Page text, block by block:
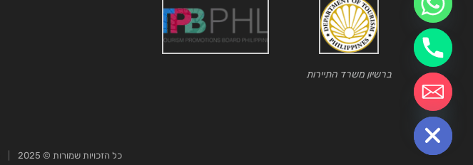
ברשיון משרד התיירות
כל הזכויות שמורות © 2025
Hide
chaty